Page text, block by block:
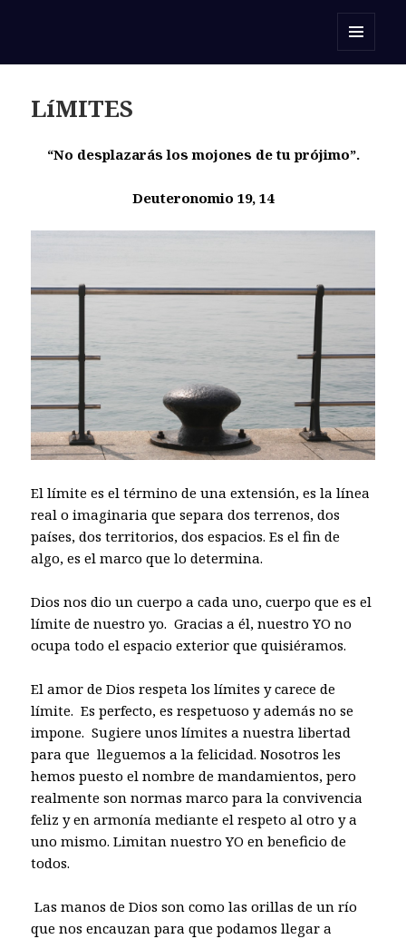
LíMITES
“No desplazarás los mojones de tu prójimo”.
Deuteronomio 19, 14
El límite es el término de una extensión, es la línea
real o imaginaria que separa dos terrenos, dos
países, dos territorios, dos espacios. Es el fin de
algo, es el marco que lo determina.
Dios nos dio un cuerpo a cada uno, cuerpo que es el
límite de nuestro yo. Gracias a él, nuestro YO no
ocupa todo el espacio exterior que quisiéramos.
El amor de Dios respeta los límites y carece de
límite. Es perfecto, es respetuoso y además no se
impone. Sugiere unos límites a nuestralibertad
para que lleguemos a la felicidad. Nosotros les
hemos puesto el nombre de mandamientos, pero
realmente son normas marco para la convivencia
feliz y en armonía mediante el respeto al otro y a
uno mismo. Limitan nuestro YO en beneficio de
todos.
Las manos de Dios son como las orillas de un río
que nos encauzan para que podamos llegar a